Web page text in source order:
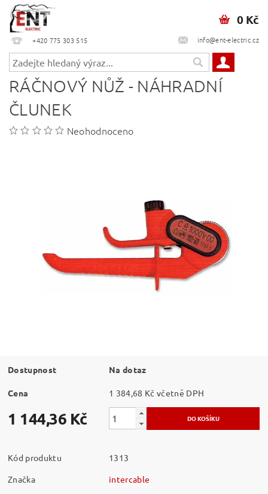
+420 775 303 515 info@ent-electric.cz
0 Kč
RÁČNOVÝ NŮŽ - NÁHRADNÍ
ČLUNEK
Neohodnoceno
Dostupnost Na dotaz
Cena 1 384,68 Kč včetně DPH
1 144,36 Kč
Kód produktu
1313
Značka
intercable